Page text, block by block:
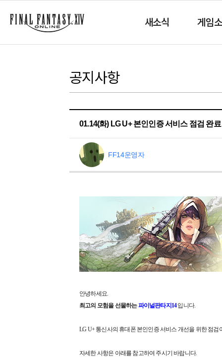
새소식 게임
공지사항
01.14(화) LG U+ 본인인증 서비스 점검 완
FF14운영자
안녕하세요.
최고의 모험을 선물하는파이널판타지14입니다.
LG U+ 통신사의 휴대폰 본인인증 서비스 개선을 위한 점검
자세한 사항은 아래를 참고하여 주시기 바랍니다.